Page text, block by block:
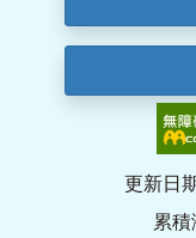
更新日
累